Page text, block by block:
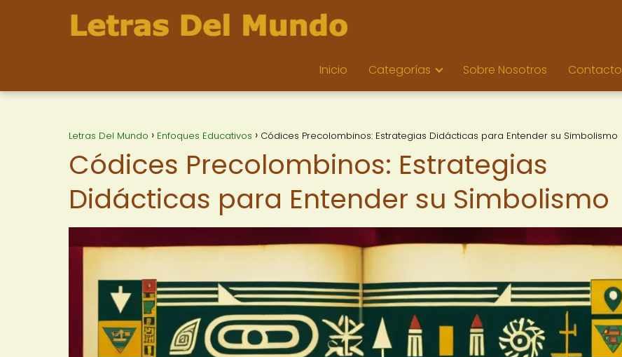
Inicio Categorías Sobre Nosotros Contacto
Letras Del Mundo Enfoques Educativos Códices Precolombinos: Estrategias Didácticas para Entender su Simbolismo
Códices Precolombinos: Estrategias
Didácticas para Entender su Simbolismo